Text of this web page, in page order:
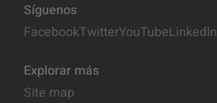
Síguenos
FacebookTwitterYouTubeLinkedIn
Explorar más
Site map